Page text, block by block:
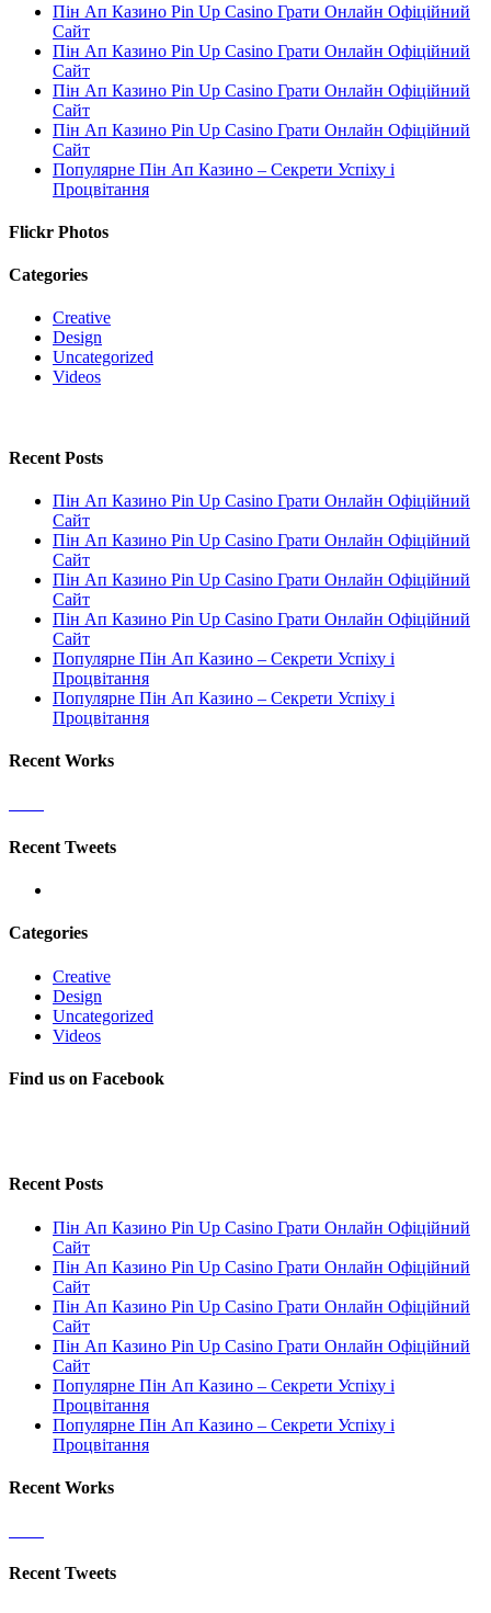
Пін Ап Казино Pin Up Casino Грати Онлайн Офіційний
Сайт
Пін Ап Казино Pin Up Casino Грати Онлайн Офіційний
Сайт
Пін Ап Казино Pin Up Casino Грати Онлайн Офіційний
Сайт
Пін Ап Казино Pin Up Casino Грати Онлайн Офіційний
Сайт
Популярне Пін Ап Казино – Секрети Успіху і
Процвітання
Flickr Photos
Categories
Creative
Design
Uncategorized
Videos
Recent Posts
Пін Ап Казино Pin Up Casino Грати Онлайн Офіційний
Сайт
Пін Ап Казино Pin Up Casino Грати Онлайн Офіційний
Сайт
Пін Ап Казино Pin Up Casino Грати Онлайн Офіційний
Сайт
Пін Ап Казино Pin Up Casino Грати Онлайн Офіційний
Сайт
Популярне Пін Ап Казино – Секрети Успіху і
Процвітання
Популярне Пін Ап Казино – Секрети Успіху і
Процвітання
Recent Works
Recent Tweets
Categories
Creative
Design
Uncategorized
Videos
Find us on Facebook
Recent Posts
Пін Ап Казино Pin Up Casino Грати Онлайн Офіційний
Сайт
Пін Ап Казино Pin Up Casino Грати Онлайн Офіційний
Сайт
Пін Ап Казино Pin Up Casino Грати Онлайн Офіційний
Сайт
Пін Ап Казино Pin Up Casino Грати Онлайн Офіційний
Сайт
Популярне Пін Ап Казино – Секрети Успіху і
Процвітання
Популярне Пін Ап Казино – Секрети Успіху і
Процвітання
Recent Works
Recent Tweets